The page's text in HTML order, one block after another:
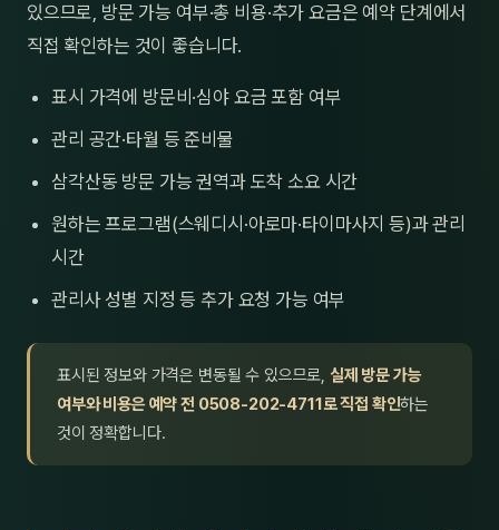
있으므로, 방문 가능 여부·총 비용·추가 요금은 예약 단계에서
직접 확인하는 것이 좋습니다.
표시 가격에 방문비·심야 요금 포함 여부
관리 공간·타월 등 준비물
삼각산동 방문 가능 권역과 도착 소요 시간
원하는 프로그램(스웨디시·아로마·타이마사지 등)과 관리
시간
관리사 성별 지정 등 추가 요청 가능 여부
표시된 정보와 가격은 변동될 수 있으므로, 실제 방문 가능
여부와 비용은 예약 전 0508-202-4711로 직접 확인하는
것이 정확합니다.